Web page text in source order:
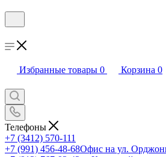
Избранные товары 0 Корзина 0
Телефоны
+7 (3412) 570-111
+7 (991) 456-48-68Офис на ул.